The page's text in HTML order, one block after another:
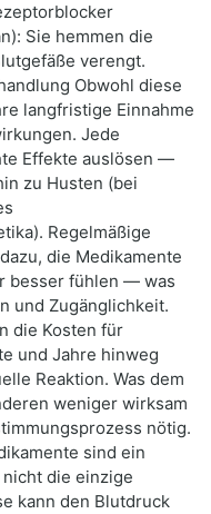
Sie hemmen die
verengt.
Obwohl diese
langfristige Einnahme
Jede
Effekte auslösen —
zu Husten (bei
Regelmäßige
die Medikamente
besser fühlen — was
und Zugänglichkeit.
die Kosten für
und Jahre hinweg
Reaktion. Was dem
weniger wirksam
nötig.
sind ein
die einzige
kann den Blutdruck